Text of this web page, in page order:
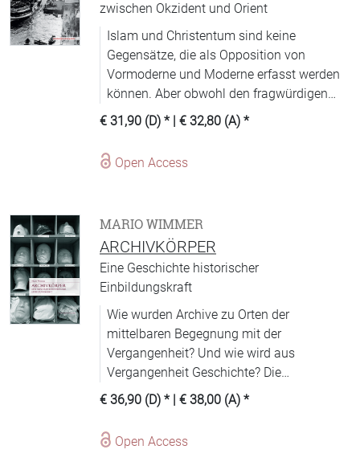
zwischen Okzident und Orient
Islam und Christentum sind keine
Gegensätze, die als Opposition von
Vormoderne und Moderne erfasst werden
können. Aber obwohl den fragwürdigen
Etikettierungen von Menschen nach
Kulturen, Kulturkreisen oder religiösen
Traditionen vielfach abgeschworen wird,
fehlen bis heute differenzierte
€ 31,90 (D) * | € 32,80 (A) *
Open Access
MARIO WIMMER
ARCHIVKÖRPER
Eine Geschichte historischer
Einbildungskraft
Wie wurden Archive zu Orten der
mittelbaren Begegnung mit der
Vergangenheit? Und wie wird aus
Vergangenheit Geschichte? Die
kulturhistorische Studie von Mario Wimmer
untersucht das Aufeinandertreffen von
bürokratischer Rationalität und
historischer Einbildungskraft um die
€ 36,90 (D) * | € 38,00 (A) *
Open Access